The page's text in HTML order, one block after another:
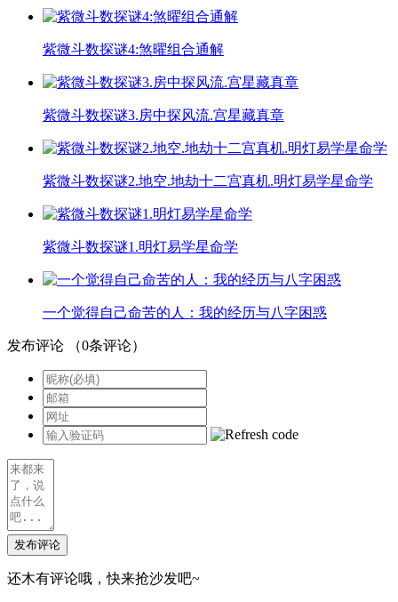
​紫微斗数探谜4:煞曜组合通解
紫微斗数探谜3.房中探风流.宫星藏真章
紫微斗数探谜2.地空.地劫十二宫真机.明灯易学星命学
紫微斗数探谜1.明灯易学星命学
一个觉得自己命苦的人：我的经历与八字困惑
发布评论 （0条评论）
发布评论
还木有评论哦，快来抢沙发吧~